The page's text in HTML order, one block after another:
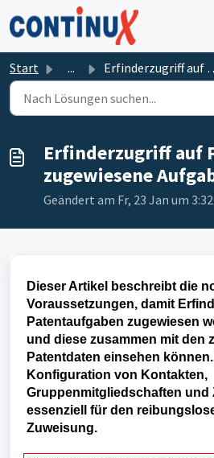
Zum hauptsächlichen Inhalt gehen
Start ... Erfinderzugriff auf Patent über zugewiesene Aufgabe
Erfinderzugriff auf
zugewiesene
Geändert am Fr, 23 Jan um
Dieser Artikel beschreibt die
Voraussetzungen, damit
Patentaufgaben zugewiesen
und diese zusammen mit den
Patentdaten einsehen
Konfiguration von Kontakten,
Gruppenmitgliedschaften und
essenziell für den
Zuweisung.